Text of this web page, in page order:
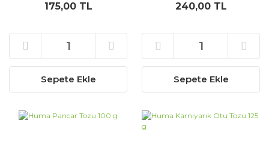
175,00 TL
Sepete Ekle
240,00 TL
Sepete Ekle